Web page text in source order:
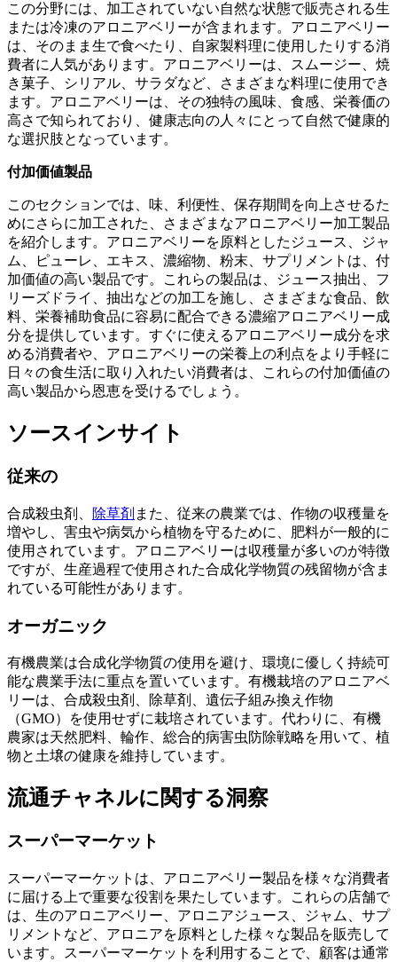
この分野には、加工されていない自然な状態で販売される生
または冷凍のアロニアベリーが含まれます。アロニアベリー
は、そのまま生で食べたり、自家製料理に使用したりする消
費者に人気があります。アロニアベリーは、スムージー、焼
き菓子、シリアル、サラダなど、さまざまな料理に使用でき
ます。アロニアベリーは、その独特の風味、食感、栄養価の
高さで知られており、健康志向の人々にとって自然で健康的
な選択肢となっています。
付加価値製品
このセクションでは、味、利便性、保存期間を向上させるた
めにさらに加工された、さまざまなアロニアベリー加工製品
を紹介します。アロニアベリーを原料としたジュース、ジャ
ム、ピューレ、エキス、濃縮物、粉末、サプリメントは、付
加価値の高い製品です。これらの製品は、ジュース抽出、フ
リーズドライ、抽出などの加工を施し、さまざまな食品、飲
料、栄養補助食品に容易に配合できる濃縮アロニアベリー成
分を提供しています。すぐに使えるアロニアベリー成分を求
める消費者や、アロニアベリーの栄養上の利点をより手軽に
日々の食生活に取り入れたい消費者は、これらの付加価値の
高い製品から恩恵を受けるでしょう。
ソースインサイト
従来の
合成殺虫剤、 除草剤 また、従来の農業では、作物の収穫量を
増やし、害虫や病気から植物を守るために、肥料が一般的に
使用されています。アロニアベリーは収穫量が多いのが特徴
ですが、生産過程で使用された合成化学物質の残留物が含ま
れている可能性があります。
オーガニック
有機農業は合成化学物質の使用を避け、環境に優しく持続可
能な農業手法に重点を置いています。有機栽培のアロニアベ
リーは、合成殺虫剤、除草剤、遺伝子組み換え作物
（GMO）を使用せずに栽培されています。代わりに、有機
農家は天然肥料、輪作、総合的病害虫防除戦略を用いて、植
物と土壌の健康を維持しています。
流通チャネルに関する洞察
スーパーマーケット
スーパーマーケットは、アロニアベリー製品を様々な消費者
に届ける上で重要な役割を果たしています。これらの店舗で
は、生のアロニアベリー、アロニアジュース、ジャム、サプ
リメントなど、アロニアを原料とした様々な製品を販売して
います。スーパーマーケットを利用することで、顧客は通常